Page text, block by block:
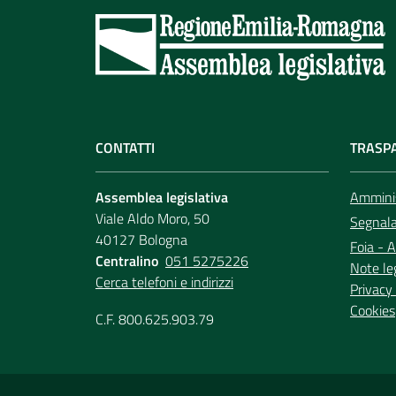
CONTATTI
Assemblea legislativa
Viale Aldo Moro, 50
40127 Bologna
Centralino 051 5275226
Cerca telefoni e indirizzi
C.F. 800.625.903.79
Foia -
Note
Cookies